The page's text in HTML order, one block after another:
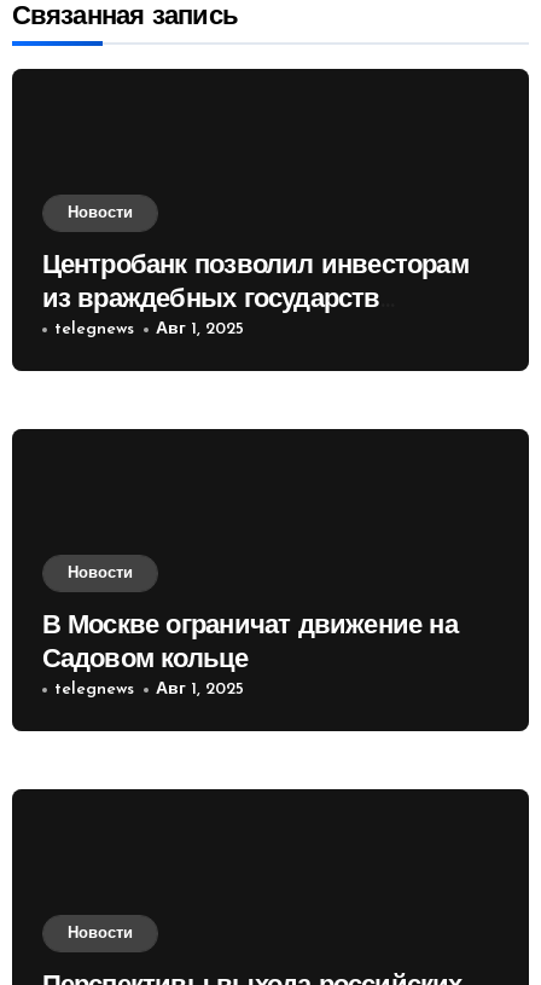
Связанная запись
Новости
Центробанк позволил инвесторам
из враждебных государств
приобретать валюту
telegnews Авг 1, 2025
Новости
В Москве ограничат движение на
Садовом кольце
telegnews Авг 1, 2025
Новости